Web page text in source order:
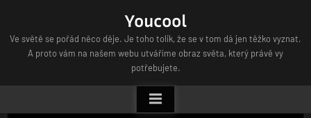
content
Youcool
Ve světě se pořád něco děje. Je toho tolik, že se v tom dá jen těžko vyznat.
A proto vám na našem webu utváříme obraz světa, který právě vy
potřebujete.